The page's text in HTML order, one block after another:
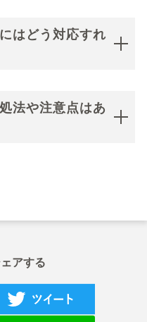
はどう対応すれ
法や注意点はあ
アする